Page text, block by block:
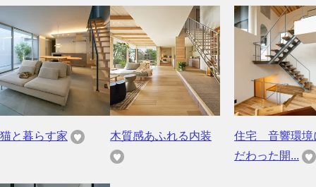
猫と暮らす家 木質感あふれる内装
住宅 音響環境
だわった開...